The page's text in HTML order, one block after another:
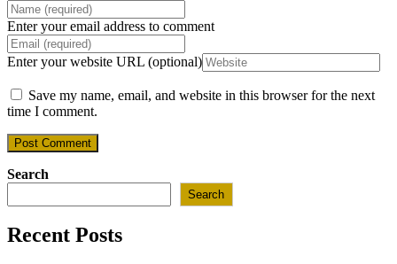
Enter your email address to comment
Enter your website URL (optional)
Save my name, email, and website in this browser for the next
time I comment.
Search
Search
Recent Posts